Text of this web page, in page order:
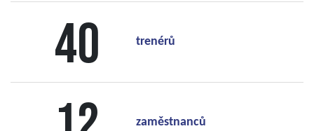
40 trenérů
zaměstnanců